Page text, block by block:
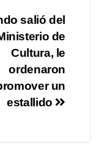
salió del
de
Cultura, le
ordenaron
un
estallido